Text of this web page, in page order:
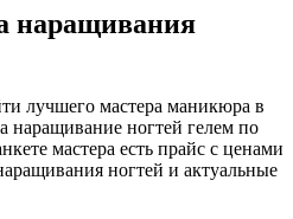
наращивания
лучшего мастера маникюра в
наращивание ногтей гелем по
мастера есть прайс с ценами
ногтей и актуальные